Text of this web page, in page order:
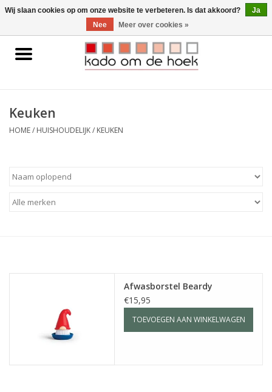
0 Artikelen - €0,00
Home
Gadgets
Keuken
HOME/ HUISHOUDELIJK/ KEUKEN
Afwasborstel Beardy
€15,95
TOEVOEGEN AAN WINKELWAGEN
Wij slaan cookies op om onze website te verbeteren. Is dat akkoord?
Ja
Nee
Meer over cookies »